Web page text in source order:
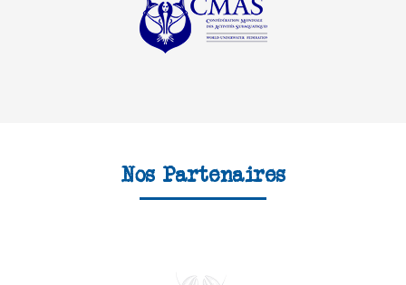
Nos Partenaires